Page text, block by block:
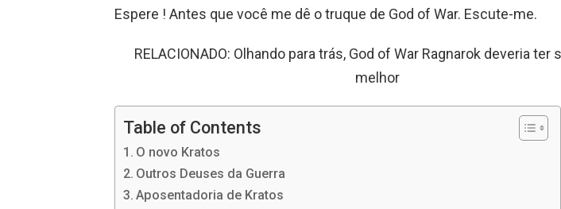
Espere ! Antes que você me dê o truque de God of War. Escute-me.
RELACIONADO: Olhando para trás, God of War Ragnarok deveria ter
melhor
Table of Contents
O novo Kratos
Outros Deuses da Guerra
Aposentadoria de Kratos